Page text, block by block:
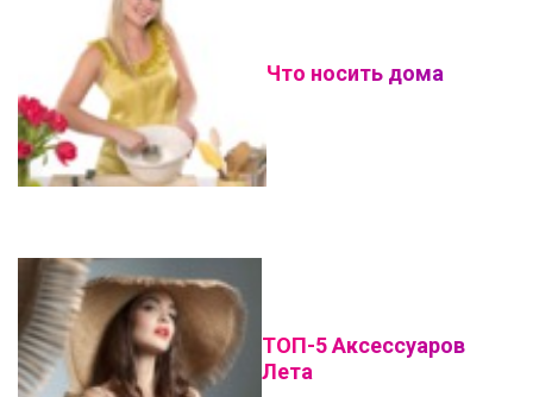
Что носить дома
ТОП-5 Аксессуаров
Лета